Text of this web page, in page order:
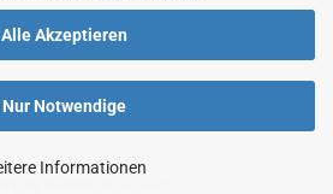
Alle Akzeptieren
Nur Notwendige
Informationen